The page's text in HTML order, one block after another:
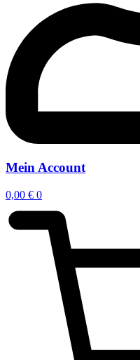
Mein Account
0,00 € 0